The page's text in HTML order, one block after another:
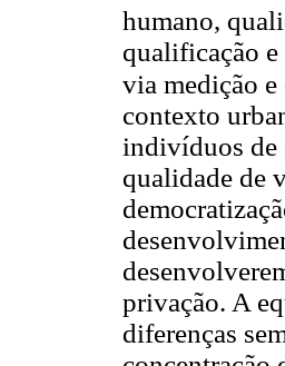
humano,
qualificação e
via medição e
contexto
indivíduos de
qualidade de
privação. A
diferenças